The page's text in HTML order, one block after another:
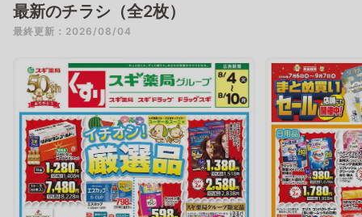
最新のチラシ（全2枚）
最終更新：2026/08/04